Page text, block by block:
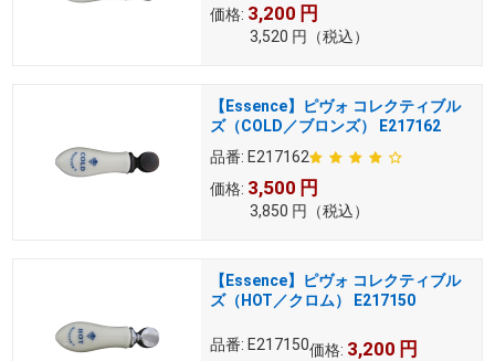
価格: 3,200 円
3,520 円 （税込）
【Essence】ピヴォ コレクティブル
ズ（COLD／ブロンズ） E217162
品番: E217162
価格: 3,500 円
3,850 円 （税込）
【Essence】ピヴォ コレクティブル
ズ（HOT／クロム） E217150
品番: E217150価格: 3,200 円